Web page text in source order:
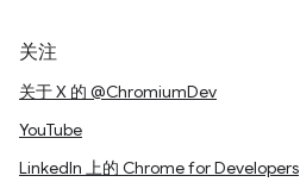
关注
关于 X 的 @ChromiumDev
YouTube
LinkedIn 上的 Chrome for Developers